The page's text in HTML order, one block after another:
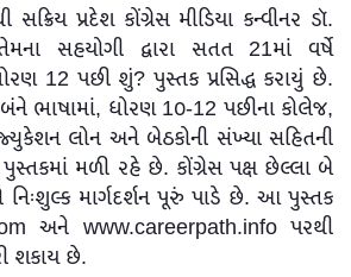
સક્રિય પ્રદેશ કોંગ્રેસ મીડિયા કન્વીનર ડૉ.
સહયોગી દ્વારા સતત 21માં વર્ષે
12 પછી શું? પુસ્તક પ્રસિદ્ધ કરાયું છે.
ભાષામાં, ધોરણ 1૦-12 પછીના કોલેજ,
લોન અને બેઠકોની સંખ્યા સહિતની
મળી રહે છે. કોંગ્રેસ પક્ષ છેલ્લા બે
નિઃશુલ્ક માર્ગદર્શન પૂરું પાડે છે. આ પુસ્તક
અને www.careerpath.info પરથી
શકાય છે.